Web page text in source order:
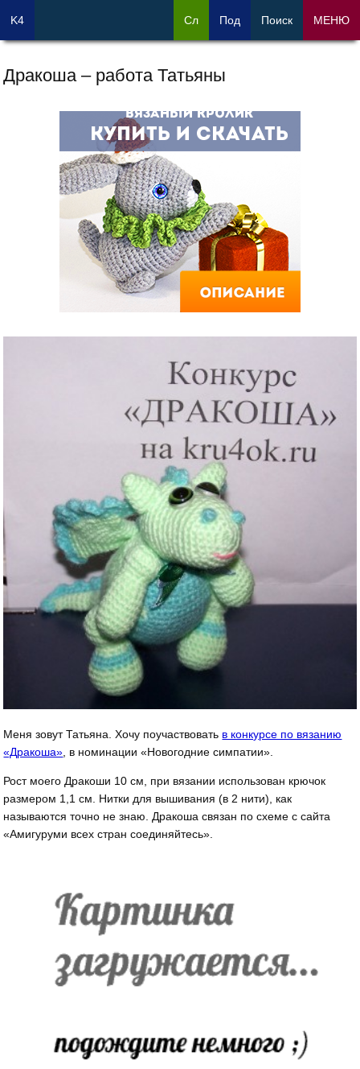
Дракоша – работа Татьяны
Меня зовут Татьяна. Хочу поучаствовать в конкурсе по вязанию
«Дракоша» , в номинации «Новогодние симпатии».
Рост моего Дракоши 10 см, при вязании использован крючок
размером 1,1 см. Нитки для вышивания (в 2 нити), как
называются точно не знаю. Дракоша связан по схеме с сайта
«Амигуруми всех стран соединяйтесь».
K4 Сл Под Поиск МЕНЮ